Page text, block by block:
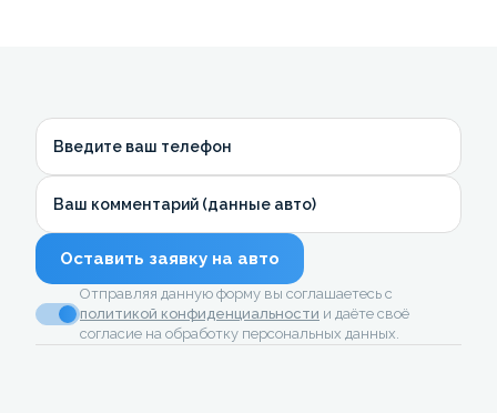
Введите ваш телефон
Ваш комментарий (данные авто)
Оставить заявку на авто
Отправляя данную форму вы соглашаетесь с
политикой конфиденциальности и даёте своё
согласие на обработку персональных данных.